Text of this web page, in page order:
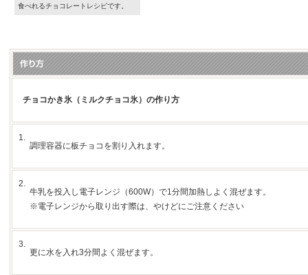
食べれるチョコレートレシピです。
チョコかき氷（ミルクチョコ氷）の作り方
1.
調理容器に板チョコを割り入れます。
2.
牛乳を投入し電子レンジ（600W）で1分間加熱しよく混ぜます。
※電子レンジから取り出す際は、やけどにご注意ください
3.
更に水を入れ3分間よく混ぜます。